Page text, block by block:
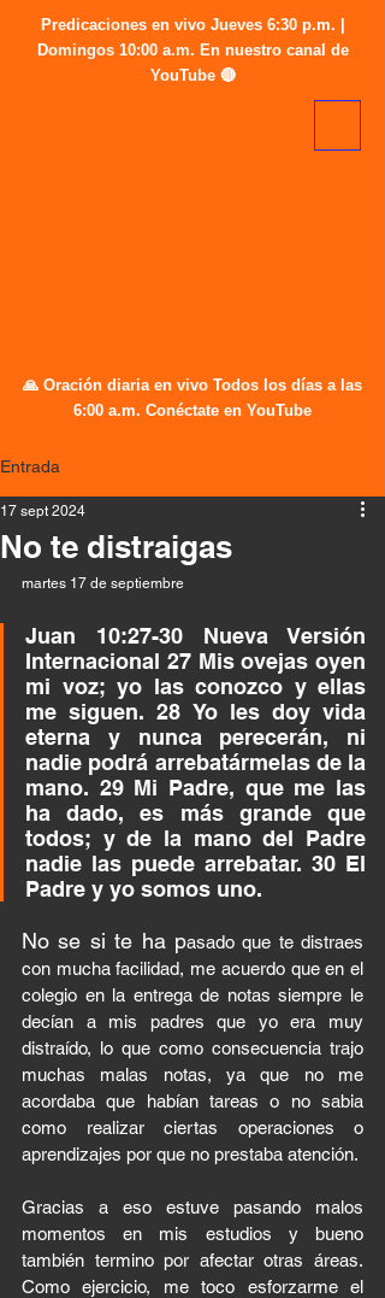
🙏 Oración diaria en vivo Todos los días a las
6:00 a.m. Conéctate en YouTube
Predicaciones en vivo Jueves 6:30 p.m. |
Domingos 10:00 a.m. En nuestro canal de
YouTube 🔴
Entrada
No te distraigas
17 sept 2024
martes 17 de septiembre
Juan 10:27-30 Nueva Versión
Internacional 27 Mis ovejas oyen
mi voz; yo las conozco y ellas
me siguen. 28 Yo les doy vida
eterna y nunca perecerán, ni
nadie podrá arrebatármelas de la
mano. 29 Mi Padre, que me las
ha dado, es más grande que
todos; y de la mano del Padre
nadie las puede arrebatar. 30 El
Padre y yo somos uno.
No se si te ha pasado que te distraes
con mucha facilidad, me acuerdo que en el
colegio en la entrega de notas siempre le
decían a mis padres que yo era muy
distraído, lo que como consecuencia trajo
muchas malas notas, ya que no me
acordaba que habían tareas o no sabia
como realizar ciertas operaciones o
aprendizajes por que no prestaba atención.
Gracias a eso estuve pasando malos
momentos en mis estudios y bueno
también termino por afectar otras áreas.
Como ejercicio, me toco esforzarme el